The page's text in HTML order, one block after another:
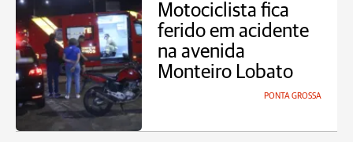
Motociclista fica
ferido em acidente
na avenida
Monteiro Lobato
PONTA GROSSA